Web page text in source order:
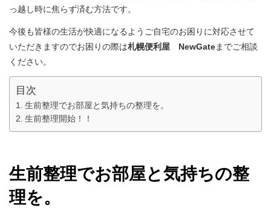
っ越し時に焦らず済む方法です。
今後も皆様の生活が快適になるようご自宅のお困りに対応させて
いただきますのでお困りの際は札幌便利屋 NewGateまでご相談
ください。
目次
生前整理でお部屋と気持ちの整理を。
生前整理開始！！
生前整理でお部屋と気持ちの整
理を。